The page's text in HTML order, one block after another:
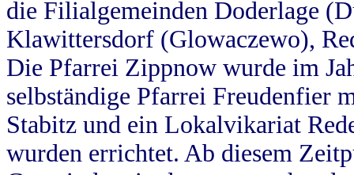
die Filialgemeinden Doderlage
Klawittersdorf (Glowaczewo),
Die Pfarrei Zippnow wurde im
selbständige Pfarrei Freudenfier
Stabitz und ein Lokalvikariat
wurden errichtet. Ab diesem